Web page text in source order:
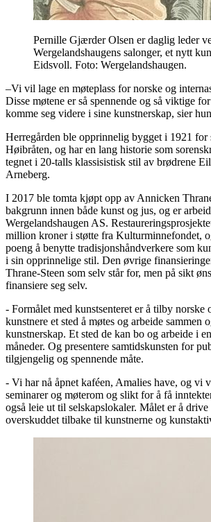
Pernille Gjærder Olsen er daglig leder
Wergelandshaugens salonger, et nytt
Eidsvoll. Foto: Wergelandshaugen.
–Vi vil lage en møteplass for norske og
Disse møtene er så spennende og så viktige
komme seg videre i sine kunstnerskap, sier
Herregården ble opprinnelig bygget i 1921 for
Høibråten, og har en lang historie som
tegnet i 20-talls klassisistisk stil av brødrene
Arneberg.
I 2017 ble tomta kjøpt opp av Annicken
bakgrunn innen både kunst og jus, og er
Wergelandshaugen AS.
million kroner i støtte fra Kulturminnefondet,
poeng å benytte tradisjonshåndverkere som
i sin opprinnelige stil. Den øvrige
Thrane-Steen som selv står for, men på sikt
finansiere seg selv.
- Formålet med kunstsenteret er å tilby norske
kunstnere et sted å møtes og arbeide sammen
kunstnerskap. Et sted de kan bo og arbeide i
måneder. Og presentere samtidskunsten for
tilgjengelig og spennende måte.
- Vi har nå åpnet kaféen, Amalies have, og vi
seminarer og møterom og slikt for å få
også leie ut til selskapslokaler. Målet er å
overskuddet tilbake til kunstnerne og